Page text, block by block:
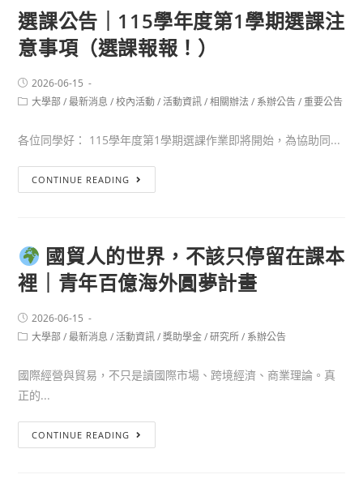
選課公告｜115學年度第1學期選課注
意事項（選課報報！）
2026-06-15
大學部 / 最新消息 / 校內活動 / 活動資訊 / 相關辦法 / 系辦公告 / 重要公告
各位同學好： 115學年度第1學期選課作業即將開始，為協助同...
CONTINUE READING
國貿人的世界，不該只停留在課本
裡｜青年百億海外圓夢計畫
2026-06-15
大學部 / 最新消息 / 活動資訊 / 獎助學金 / 研究所 / 系辦公告
國際經營與貿易，不只是讀國際市場、跨境經濟、商業理論。真
正的...
CONTINUE READING